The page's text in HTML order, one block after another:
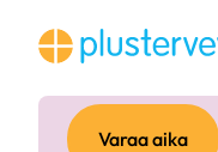
sisältöön
Varaa aika